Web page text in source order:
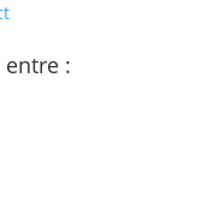
entre :